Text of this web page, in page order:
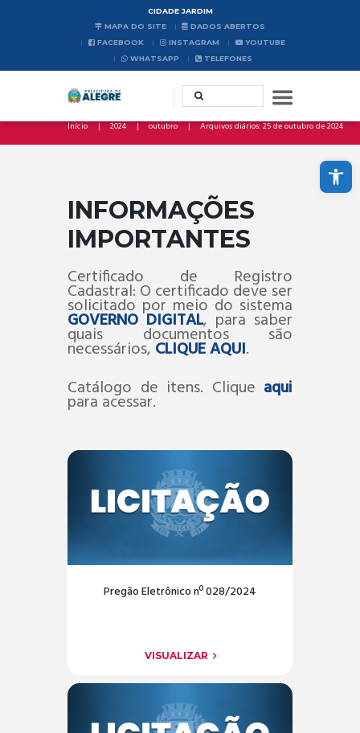
Abrir a barra de ferramentas
CIDADE JARDIM
MAPA DO SITE
DADOS ABERTOS
FACEBOOK
INSTAGRAM
YOUTUBE
WHATSAPP
TELEFONES
Início 2024 outubro Arquivos diários: 25 de outubro de 2024
INFORMAÇÕES
IMPORTANTES
Certificado de Registro
Cadastral: O certificado deve ser
solicitado por meio do sistema
GOVERNO DIGITAL, para saber
quais documentos são
necessários, CLIQUE AQUI.
Catálogo de itens. Clique aqui
para acessar.
Pregão Eletrônico nº 028/2024
VISUALIZAR